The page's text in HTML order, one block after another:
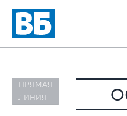
ПРЯМАЯ
ЛИНИЯ